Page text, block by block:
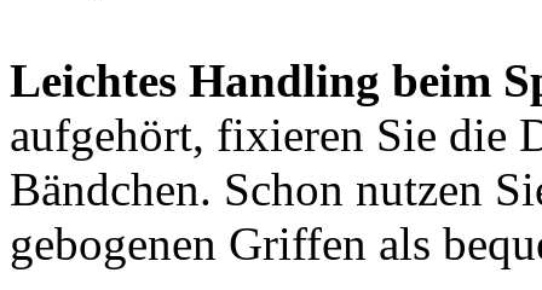
Leichtes Handling beim
aufgehört, fixieren Sie die
Bändchen. Schon nutzen
gebogenen Griffen als